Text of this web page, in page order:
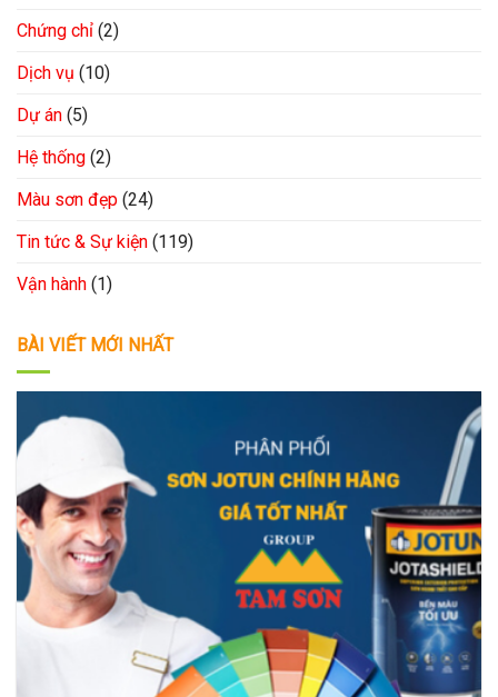
Chứng chỉ (2)
Dịch vụ (10)
Dự án (5)
Hệ thống (2)
Màu sơn đẹp (24)
Tin tức & Sự kiện (119)
Vận hành (1)
BÀI VIẾT MỚI NHẤT